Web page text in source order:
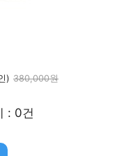
) 380,000원
: 0건